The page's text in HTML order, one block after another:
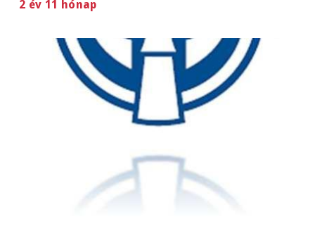
2 év 11 hónap
Image